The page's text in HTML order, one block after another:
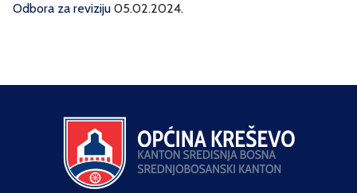
Odbora za reviziju 05.02.2024.